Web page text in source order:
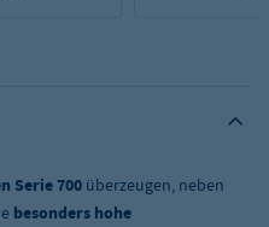
Serie 700 überzeugen, neben
besonders hohe